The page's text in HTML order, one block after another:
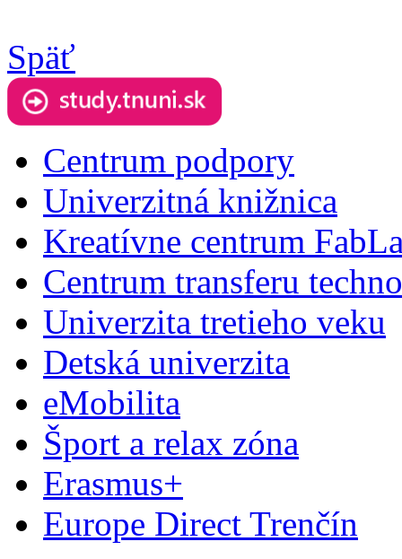
Späť
Centrum podpory
Univerzitná knižnica
Kreatívne centrum
Centrum transferu
Univerzita tretieho veku
Detská univerzita
eMobilita
Šport a relax zóna
Erasmus+
Europe Direct Trenčín